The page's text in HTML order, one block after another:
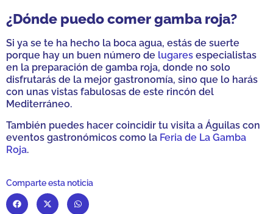
¿Dónde puedo comer gamba roja?
Si ya se te ha hecho la boca agua, estás de suerte
porque hay un buen número de lugares especialistas
en la preparación de gamba roja, donde no solo
disfrutarás de la mejor gastronomía, sino que lo harás
con unas vistas fabulosas de este rincón del
Mediterráneo.
También puedes hacer coincidir tu visita a Águilas con
eventos gastronómicos como la Feria de La Gamba
Roja.
Comparte esta noticia